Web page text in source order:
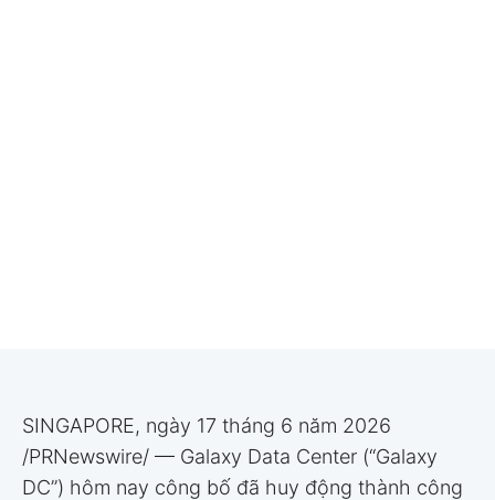
SINGAPORE, ngày 17 tháng 6 năm 2026
/PRNewswire/ — Galaxy Data Center (“Galaxy
DC”) hôm nay công bố đã huy động thành công